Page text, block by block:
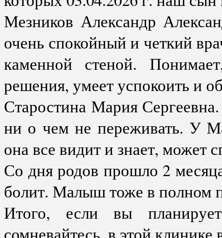
Мезников Александр
очень спокойный и четкий
каменной стеной.
решения, умеет успокоить и
Старостина Мария
ни о чем не переживать. У
она все видит и знает, может
Со дня родов прошло 2
болит. Малыш тоже в полном
Итого, если вы